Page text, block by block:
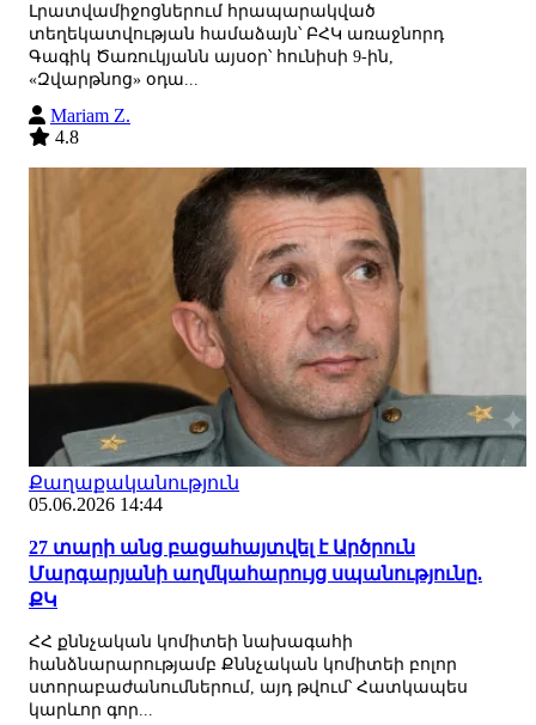
Լրատվամիջոցներում հրապարակված
տեղեկատվության համաձայն՝ ԲՀԿ առաջնորդ
Գագիկ Ծառուկյանն այսօր՝ հունիսի 9-ին,
«Զվարթնոց» օդա...
Mariam Z.
4.8
Քաղաքականություն
05.06.2026 14:44
27 տարի անց բացահայտվել է Արծրուն
Մարգարյանի աղմկահարույց սպանությունը.
ՔԿ
ՀՀ քննչական կոմիտեի նախագահի
հանձնարարությամբ Քննչական կոմիտեի բոլոր
ստորաբաժանումներում, այդ թվում՝ Հատկապես
կարևոր գոր...